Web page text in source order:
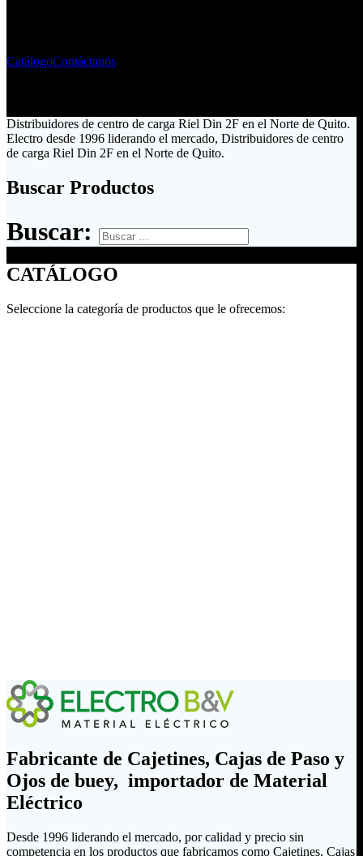
CatálogoContáctanos
Distribuidores de centro de carga Riel Din 2F en el Norte de Quito.
Electro desde 1996 liderando el mercado, Distribuidores de centro
de carga Riel Din 2F en el Norte de Quito.
Buscar Productos
Buscar:
CATÁLOGO
Seleccione la categoría de productos que le ofrecemos:
Fabricante de Cajetines, Cajas de Paso y
Ojos de buey, importador de Material
Eléctrico
Desde 1996 liderando el mercado, por calidad y precio sin
competencia en los productos que fabricamos como Cajetines, Cajas